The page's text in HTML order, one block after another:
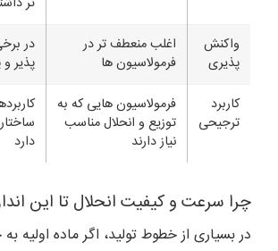
واکنش
پذیری
اغلب منعطف تر در
فرمولاسیون ها
در
پذیر و
کاربرد
ترجیحی
فرمولاسیون هایی که به
توزیع و انحلال مناسب
نیاز دارند
دارد
چرا سرعت و کیفیت انحلال تا این
در بسیاری از خطوط تولید، اگر ماده اولیه